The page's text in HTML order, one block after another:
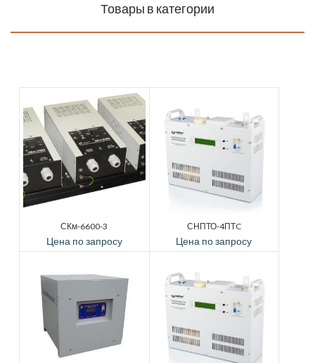
Товары в категории
СКм-6600-3
Цена по запросу
СНПТО-4ПТC
Цена по запросу